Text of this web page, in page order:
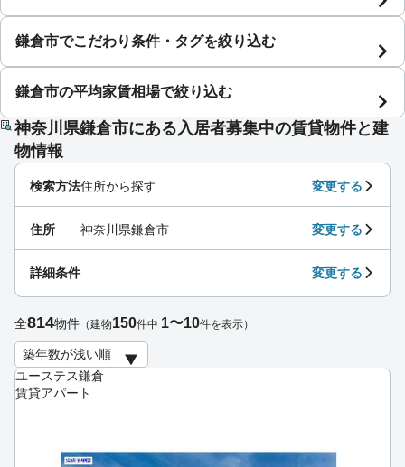
鎌倉市でこだわり条件・タグを絞り込む
鎌倉市の平均家賃相場で絞り込む
神奈川県鎌倉市にある入居者募集中の賃貸物件と建
物情報
ユーステス鎌倉
賃貸アパート
検索方法住所から探す 変更する
住所 神奈川県鎌倉市 変更する
詳細条件 変更する
全814物件 （建物150件中 1〜10件を表示）